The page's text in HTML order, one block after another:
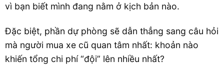
vì bạn biết mình đang nằm ở kịch bản nào.
Đặc biệt, phần dự phòng sẽ dẫn thẳng sang câu hỏi
mà người mua xe cũ quan tâm nhất: khoản nào
khiến tổng chi phí “đội” lên nhiều nhất?